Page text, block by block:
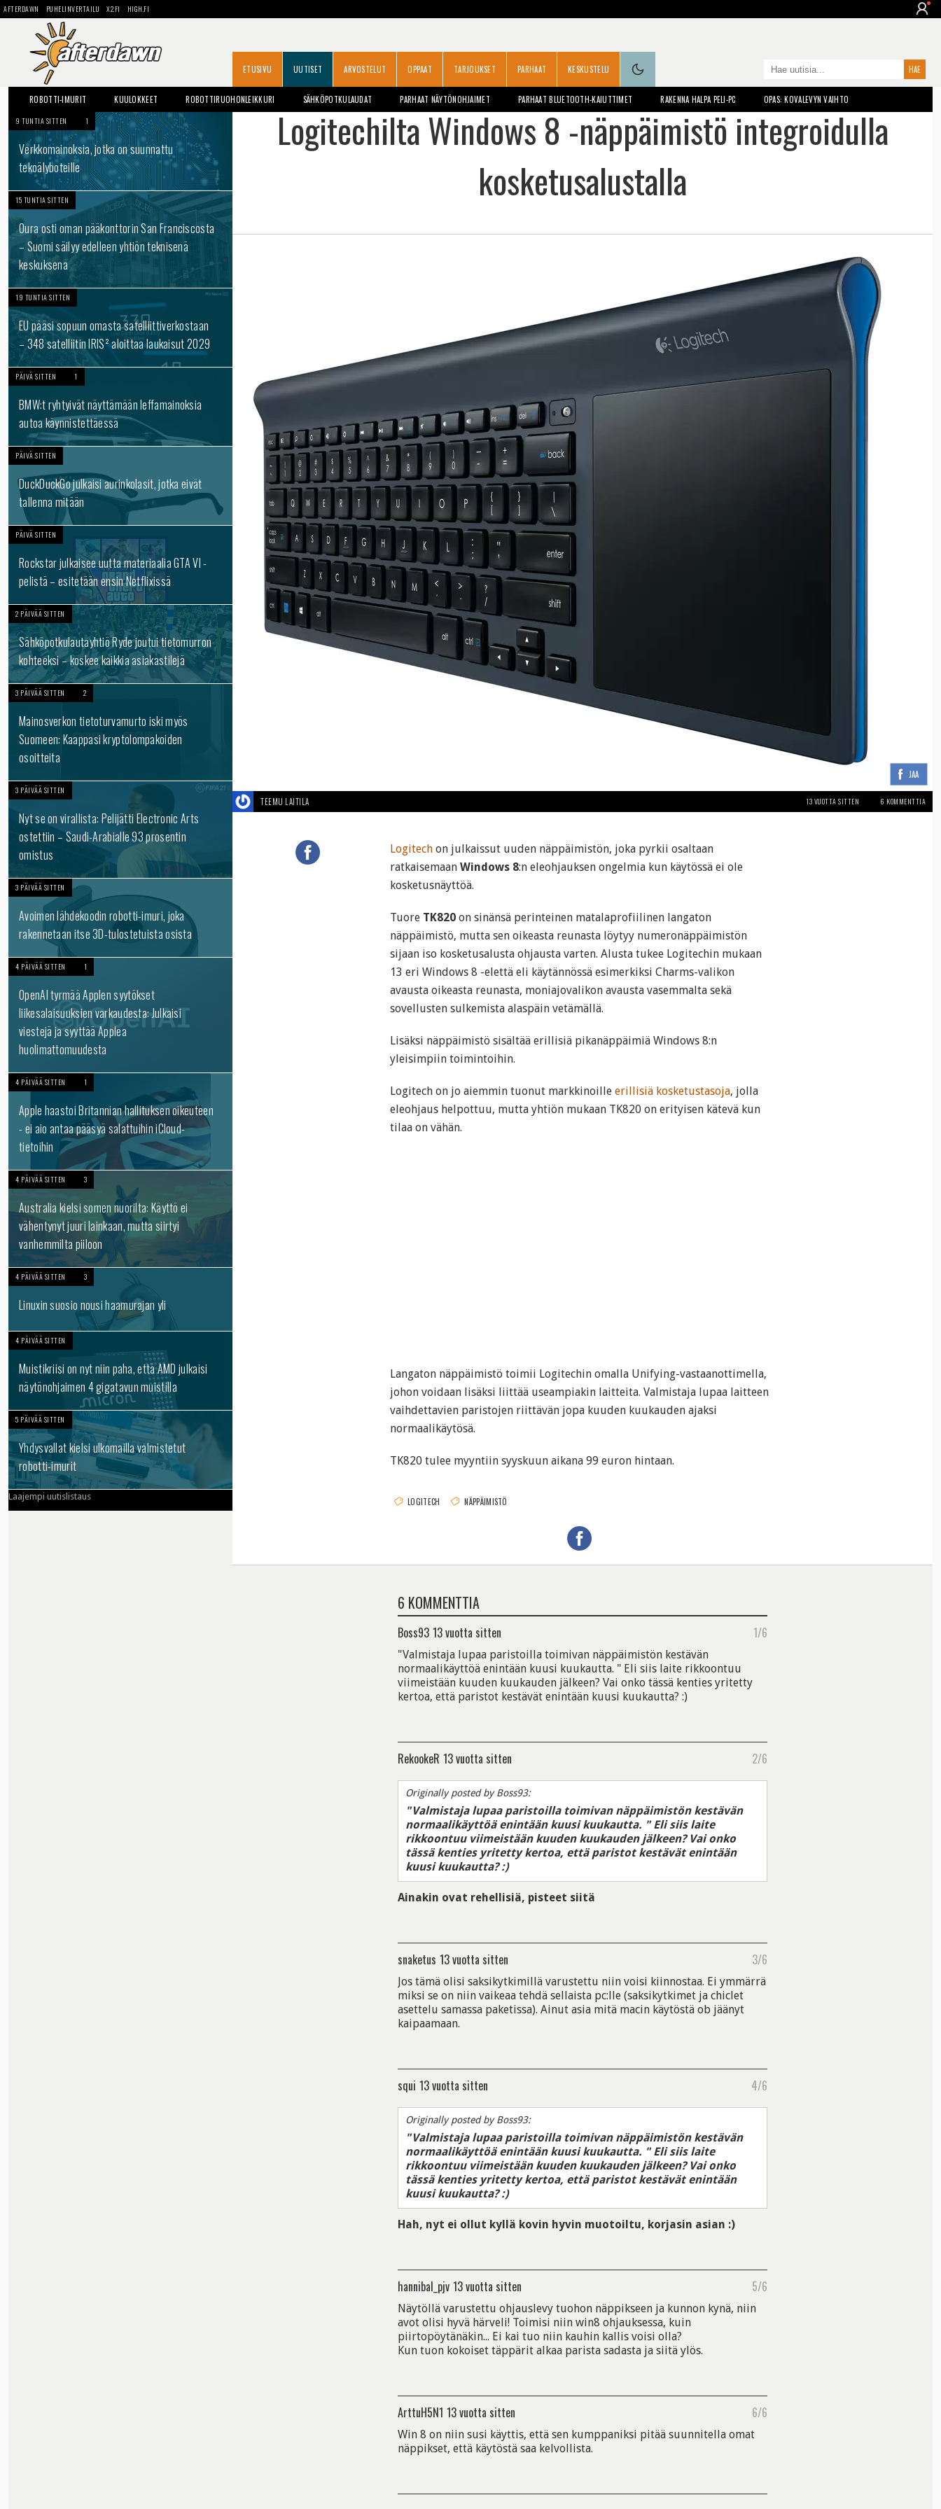
AFTERDAWN PUHELINVERTAILU X2.FI HIGH.FI
ETUSIVU UUTISET ARVOSTELUT OPPAAT TARJOUKSET PARHAAT KESKUSTELU
ROBOTTI-IMURIT KUULOKKEET ROBOTTIRUOHONLEIKKURI SÄHKÖPOTKULAUDAT PARHAAT NÄYTÖNOHJAIMET PARHAAT BLUETOOTH-KAIUTTIMET RAKENNA HALPA PELI-PC OPAS: KOVALEVYN VAIHTO
9 TUNTIA SITTEN 1
Verkkomainoksia, jotka on suunnattu
tekoälyboteille
15 TUNTIA SITTEN
Oura osti oman pääkonttorin San Franciscosta
– Suomi säilyy edelleen yhtiön teknisenä
keskuksena
19 TUNTIA SITTEN
EU pääsi sopuun omasta satelliittiverkostaan
– 348 satelliitin IRIS² aloittaa laukaisut 2029
PÄIVÄ SITTEN 1
BMW:t ryhtyivät näyttämään leffamainoksia
autoa käynnistettäessä
PÄIVÄ SITTEN
DuckDuckGo julkaisi aurinkolasit, jotka eivät
tallenna mitään
PÄIVÄ SITTEN
Rockstar julkaisee uutta materiaalia GTA VI -
pelistä – esitetään ensin Netflixissä
2 PÄIVÄÄ SITTEN
Sähköpotkulautayhtiö Ryde joutui tietomurron
kohteeksi – koskee kaikkia asiakastilejä
3 PÄIVÄÄ SITTEN 2
Mainosverkon tietoturvamurto iski myös
Suomeen: Kaappasi kryptolompakoiden
osoitteita
3 PÄIVÄÄ SITTEN
Nyt se on virallista: Pelijätti Electronic Arts
ostettiin – Saudi-Arabialle 93 prosentin
omistus
3 PÄIVÄÄ SITTEN
Avoimen lähdekoodin robotti-imuri, joka
rakennetaan itse 3D-tulostetuista osista
4 PÄIVÄÄ SITTEN 1
OpenAI tyrmää Applen syytökset
liikesalaisuuksien varkaudesta: Julkaisi
viestejä ja syyttää Applea
huolimattomuudesta
4 PÄIVÄÄ SITTEN 1
Apple haastoi Britannian hallituksen oikeuteen
- ei aio antaa pääsyä salattuihin iCloud-
tietoihin
4 PÄIVÄÄ SITTEN 3
Australia kielsi somen nuorilta: Käyttö ei
vähentynyt juuri lainkaan, mutta siirtyi
vanhemmilta piiloon
4 PÄIVÄÄ SITTEN 3
Linuxin suosio nousi haamurajan yli
4 PÄIVÄÄ SITTEN
Muistikriisi on nyt niin paha, että AMD julkaisi
näytönohjaimen 4 gigatavun muistilla
5 PÄIVÄÄ SITTEN
Yhdysvallat kielsi ulkomailla valmistetut
robotti-imurit
Laajempi uutislistaus
Logitechilta Windows 8 -näppäimistö integroidulla
kosketusalustalla
JAA
TEEMU LAITILA 13 VUOTTA SITTEN 6 KOMMENTTIA
Logitech on julkaissut uuden näppäimistön, joka pyrkii osaltaan
ratkaisemaan Windows 8:n eleohjauksen ongelmia kun käytössä ei ole
kosketusnäyttöä.
Tuore TK820 on sinänsä perinteinen matalaprofiilinen langaton
näppäimistö, mutta sen oikeasta reunasta löytyy numeronäppäimistön
sijaan iso kosketusalusta ohjausta varten. Alusta tukee Logitechin mukaan
13 eri Windows 8 -elettä eli käytännössä esimerkiksi Charms-valikon
avausta oikeasta reunasta, moniajovalikon avausta vasemmalta sekä
sovellusten sulkemista alaspäin vetämällä.
Lisäksi näppäimistö sisältää erillisiä pikanäppäimiä Windows 8:n
yleisimpiin toimintoihin.
Logitech on jo aiemmin tuonut markkinoille erillisiä kosketustasoja, jolla
eleohjaus helpottuu, mutta yhtiön mukaan TK820 on erityisen kätevä kun
tilaa on vähän.
Langaton näppäimistö toimii Logitechin omalla Unifying-vastaanottimella,
johon voidaan lisäksi liittää useampiakin laitteita. Valmistaja lupaa laitteen
vaihdettavien paristojen riittävän jopa kuuden kuukauden ajaksi
normaalikäytösä.
TK820 tulee myyntiin syyskuun aikana 99 euron hintaan.
LOGITECH NÄPPÄIMISTÖ
6 KOMMENTTIA
Boss93 13 vuotta sitten 1/6
"Valmistaja lupaa paristoilla toimivan näppäimistön kestävän
normaalikäyttöä enintään kuusi kuukautta. " Eli siis laite rikkoontuu
viimeistään kuuden kuukauden jälkeen? Vai onko tässä kenties yritetty
kertoa, että paristot kestävät enintään kuusi kuukautta? :)
RekookeR 13 vuotta sitten 2/6
Originally posted by Boss93:
"Valmistaja lupaa paristoilla toimivan näppäimistön kestävän
normaalikäyttöä enintään kuusi kuukautta. " Eli siis laite
rikkoontuu viimeistään kuuden kuukauden jälkeen? Vai onko
tässä kenties yritetty kertoa, että paristot kestävät enintään
kuusi kuukautta? :)
Ainakin ovat rehellisiä, pisteet siitä
snaketus 13 vuotta sitten 3/6
Jos tämä olisi saksikytkimillä varustettu niin voisi kiinnostaa. Ei ymmärrä
miksi se on niin vaikeaa tehdä sellaista pc:lle (saksikytkimet ja chiclet
asettelu samassa paketissa). Ainut asia mitä macin käytöstä ob jäänyt
kaipaamaan.
squi 13 vuotta sitten 4/6
Originally posted by Boss93:
"Valmistaja lupaa paristoilla toimivan näppäimistön kestävän
normaalikäyttöä enintään kuusi kuukautta. " Eli siis laite
rikkoontuu viimeistään kuuden kuukauden jälkeen? Vai onko
tässä kenties yritetty kertoa, että paristot kestävät enintään
kuusi kuukautta? :)
Hah, nyt ei ollut kyllä kovin hyvin muotoiltu, korjasin asian :)
hannibal_pjv 13 vuotta sitten 5/6
Näytöllä varustettu ohjauslevy tuohon näppikseen ja kunnon kynä, niin
avot olisi hyvä härveli! Toimisi niin win8 ohjauksessa, kuin
piirtopöytänäkin... Ei kai tuo niin kauhin kallis voisi olla?
Kun tuon kokoiset täppärit alkaa parista sadasta ja siitä ylös.
ArttuH5N1 13 vuotta sitten 6/6
Win 8 on niin susi käyttis, että sen kumppaniksi pitää suunnitella omat
näppikset, että käytöstä saa kelvollista.